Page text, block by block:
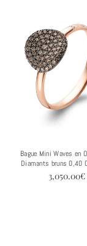
Bague Mini Waves en
Diamants bruns 0,40
3,050.00€